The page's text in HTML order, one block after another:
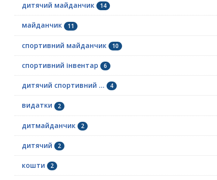
дитячий майданчик 14
майданчик 11
спортивний майданчик 10
спортивний інвентар 6
дитячий спортивний ... 4
видатки 2
дитмайданчик 2
дитячий 2
кошти 2